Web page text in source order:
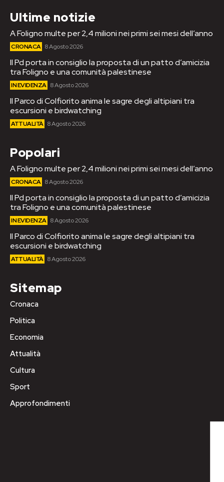
Ultime notizie
A Foligno multe per 2,4 milioni nei primi sei mesi dell’anno
CRONACA 8 Agosto 2026
Il Pd porta in consiglio la proposta di un patto d’amicizia
tra Foligno e una comunità palestinese
IN EVIDENZA 8 Agosto 2026
Il Parco di Colfiorito anima le sagre degli altipiani tra
escursioni e birdwatching
ATTUALITÀ 8 Agosto 2026
Popolari
A Foligno multe per 2,4 milioni nei primi sei mesi dell’anno
CRONACA 8 Agosto 2026
Il Pd porta in consiglio la proposta di un patto d’amicizia
tra Foligno e una comunità palestinese
IN EVIDENZA 8 Agosto 2026
Il Parco di Colfiorito anima le sagre degli altipiani tra
escursioni e birdwatching
ATTUALITÀ 8 Agosto 2026
Sitemap
Cronaca
Politica
Economia
Attualità
Cultura
Sport
Approfondimenti